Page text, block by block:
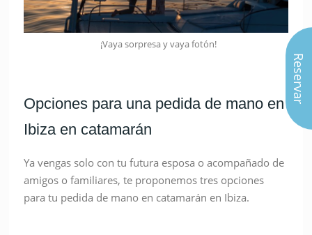
¡Vaya sorpresa y vaya fotón!
Opciones para una pedida de mano en
Ibiza en catamarán
Ya vengas solo con tu futura esposa o acompañado de
amigos o familiares, te proponemos tres opciones
para tu pedida de mano en catamarán en Ibiza.
Reservar